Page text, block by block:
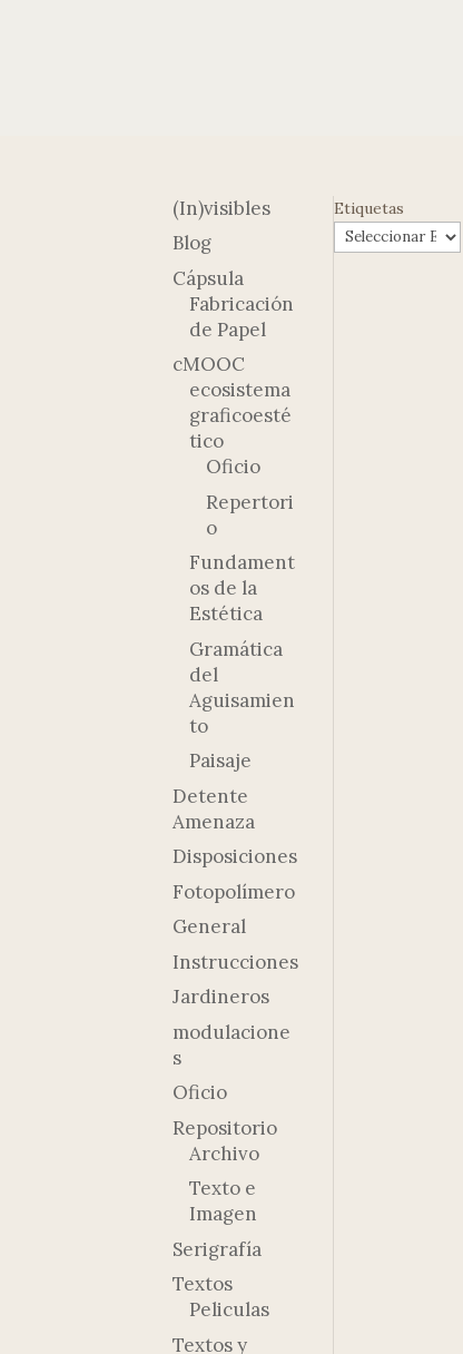
(In)visibles
Blog
Cápsula
Fabricación
de Papel
cMOOC
ecosistema
graficoesté
tico
Oficio
Repertori
o
Fundament
os de la
Estética
Gramática
del
Aguisamien
to
Paisaje
Detente
Amenaza
Disposiciones
Fotopolímero
General
Instrucciones
Jardineros
modulacione
s
Oficio
Repositorio
Archivo
Texto e
Imagen
Serigrafía
Textos
Peliculas
Textos y
Etiquetas